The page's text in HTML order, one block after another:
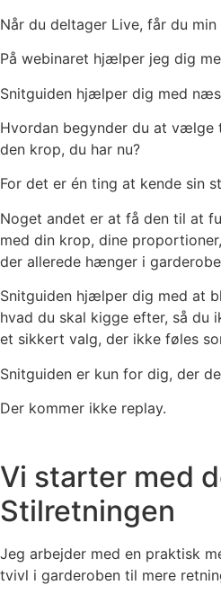
Når du deltager Live, får du
På webinaret hjælper jeg dig
Snitguiden hjælper dig med
Hvordan begynder du at vælge
den krop, du har nu?
For det er én ting at kende sin
Noget andet er at få den til at
med din krop, dine
der allerede hænger i
Snitguiden hjælper dig med at
hvad du skal kigge efter, så du
et sikkert valg, der ikke føles
Snitguiden er kun for dig, der
Der kommer ikke replay.
Vi starter med
Stilretningen
Jeg arbejder med en praktisk
tvivl i garderoben til mere